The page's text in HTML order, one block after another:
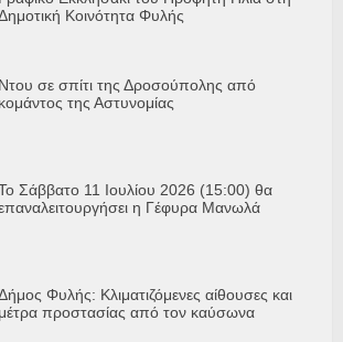
Κοινότητα Φυλής
Ντου σε σπίτι της Δροσούπολης από
κομάντος της Αστυνομίας
Σάββατο 11 Ιουλίου 2026 (15:00) θα
η Γέφυρα Μανωλά
Φυλής: Κλιματιζόμενες αίθουσες και
μέτρα προστασίας από τον καύσωνα